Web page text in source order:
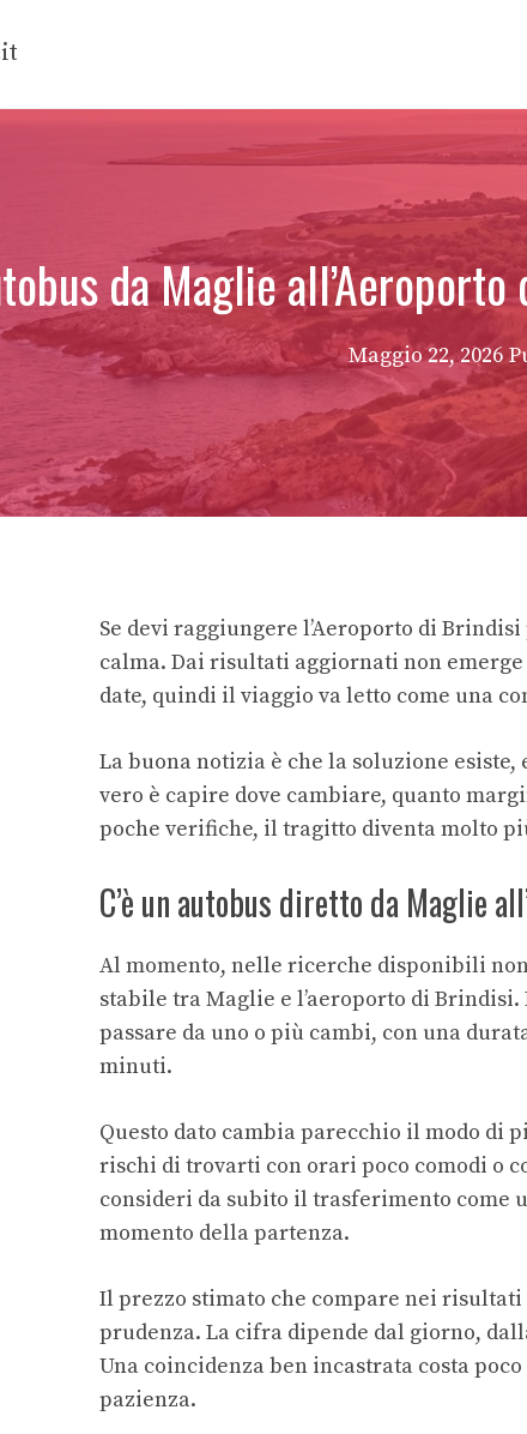
da Maglie
Maggio 22, 2026
Se devi raggiungere l’Aeroporto di
calma. Dai risultati aggiornati non
date, quindi il viaggio va letto come una
La buona notizia è che la soluzione
vero è capire dove cambiare, quanto
poche verifiche, il tragitto diventa molto
C’è un autobus diretto da Maglie
Al momento, nelle ricerche disponibili
stabile tra Maglie e l’aeroporto di
passare da uno o più cambi, con una
minuti.
Questo dato cambia parecchio il modo di
rischi di trovarti con orari poco comodi o
consideri da subito il trasferimento come
momento della partenza.
Il prezzo stimato che compare nei
prudenza. La cifra dipende dal giorno,
Una coincidenza ben incastrata costa
pazienza.